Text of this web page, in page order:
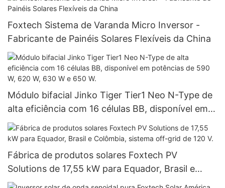
Foxtech Sistema de Varanda Micro Inversor -
Fabricante de Painéis Solares Flexíveis da China
Módulo bifacial Jinko Tiger Tier1 Neo N-Type de
alta eficiência com 16 células BB, disponível em
potências de 590 W, 620 W, 630 W e 650 W.
Fábrica de produtos solares Foxtech PV
Solutions de 17,55 kW para Equador, Brasil e
Colômbia, sistema off-grid de 120 V.